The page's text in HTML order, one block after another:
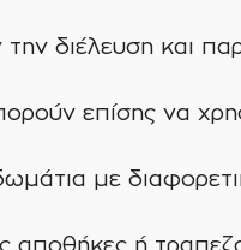
διέλευση και
επίσης να
με